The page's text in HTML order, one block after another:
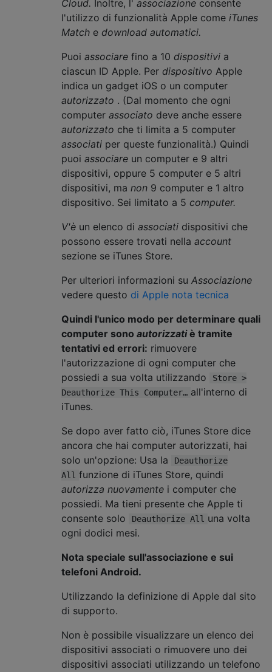
Cloud. Inoltre, l' associazione consente
l'utilizzo di funzionalità Apple come iTunes
Match e download automatici.
Puoi associare fino a 10 dispositivi a
ciascun ID Apple. Per dispositivo Apple
indica un gadget iOS o un computer
autorizzato . (Dal momento che ogni
computer associato deve anche essere
autorizzato che ti limita a 5 computer
associati per queste funzionalità.) Quindi
puoi associare un computer e 9 altri
dispositivi, oppure 5 computer e 5 altri
dispositivi, ma non 9 computer e 1 altro
dispositivo. Sei limitato a 5 computer.
V'è un elenco di associati dispositivi che
possono essere trovati nella account
sezione se iTunes Store.
Per ulteriori informazioni su Associazione
vedere questo di Apple nota tecnica
Quindi l'unico modo per determinare quali
computer sono autorizzatiè tramite
tentativi ed errori: rimuovere
l'autorizzazione di ogni computer che
possiedi a sua volta utilizzando
Store >
Deauthorize This Computer… all'interno di
iTunes.
Se dopo aver fatto ciò, iTunes Store dice
ancora che hai computer autorizzati, hai
solo un'opzione: Usa la
Deauthorize
All funzione di iTunes Store, quindi
autorizza nuovamente i computer che
possiedi. Ma tieni presente che Apple ti
consente solo
Deauthorize All una volta
ogni dodici mesi.
Nota speciale sull'associazione e sui
telefoni Android.
Utilizzando la definizione di Apple dal sito
di supporto.
Non è possibile visualizzare un elenco dei
dispositivi associati o rimuovere uno dei
dispositivi associati utilizzando un telefono